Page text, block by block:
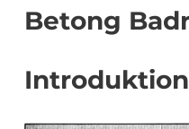
Betong
Introduktion